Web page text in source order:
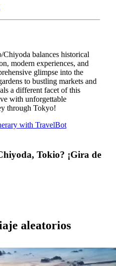
balances historical
modern experiences, and
glimpse into the
to bustling markets and
a different facet of this
with unforgettable
through Tokyo!
with TravelBot
Tokio? ¡Gira de
aleatorios